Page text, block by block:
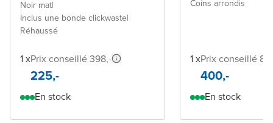
Noir mat|
Inclus une bonde clickwaste|
Réhaussé
1 xPrix conseillé 398,-
225,-
En stock
Coins arrondis
1 xPrix conseillé
400,-
En stock